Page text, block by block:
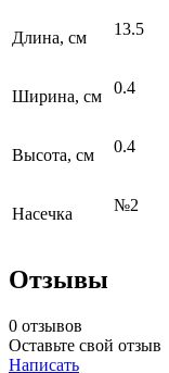
Длина, см 13.5
Ширина, см 0.4
Высота, см 0.4
Насечка №2
Отзывы
0 отзывов
Оставьте свой отзыв
Написать